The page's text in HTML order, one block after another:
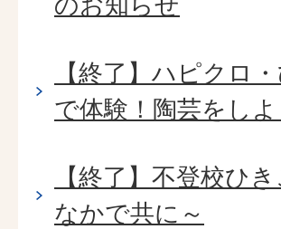
【終了】ハピクロ
で体験！陶芸をしよ
【終了】不登校ひ
なかで共に～